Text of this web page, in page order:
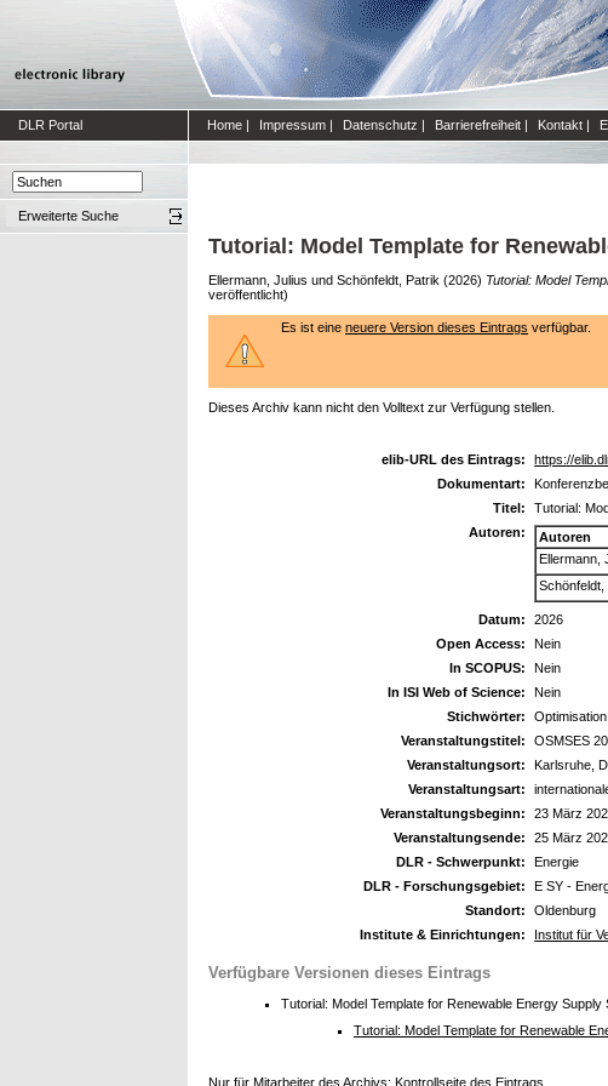
DLR Portal Home | Impressum | Datenschutz | Barrierefreiheit | Kontakt |
Erweiterte Suche
Tutorial: Model Template for
Ellermann, Julius und Schönfeldt, Patrik (2026) Tutorial: Model
veröffentlicht)
Es ist eine neuere Version dieses Eintrags verfügbar.
Dieses Archiv kann nicht den Volltext zur Verfügung stellen.
elib-URL des Eintrags:
https://
Dokumentart:
Titel:
Tutorial:
Autoren:
Autoren
Ellermann,
Schönfeldt,
Datum:
2026
Open Access:
Nein
In SCOPUS:
Nein
In ISI Web of Science:
Nein
Stichwörter:
Veranstaltungstitel:
OSMSES
Veranstaltungsort:
Karlsruhe,
Veranstaltungsart:
Veranstaltungsbeginn:
23 März
Veranstaltungsende:
25 März
DLR - Schwerpunkt:
Energie
DLR - Forschungsgebiet:
E SY -
Standort:
Oldenburg
Institute & Einrichtungen:
Institut für
Verfügbare Versionen dieses Eintrags
Tutorial: Model Template for Renewable Energy
Tutorial: Model Template for Renewable
Nur für Mitarbeiter des Archivs: Kontrollseite des Eintrags